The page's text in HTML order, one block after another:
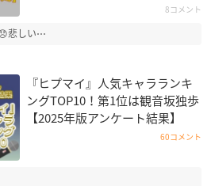
8コメント
悲しい⋯
『ヒプマイ』人気キャラランキ
ングTOP10！第1位は観音坂独歩
【2025年版アンケート結果】
60コメント